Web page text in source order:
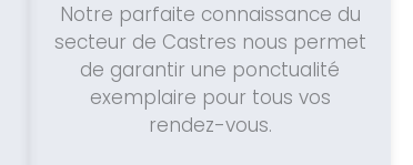
Notre parfaite connaissance du
secteur de Castres nous permet
de garantir une ponctualité
exemplaire pour tous vos
rendez-vous.